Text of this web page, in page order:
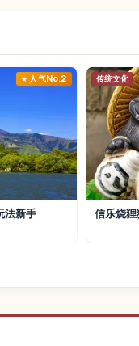
人气No.2
法新手
传统文化
信乐烧